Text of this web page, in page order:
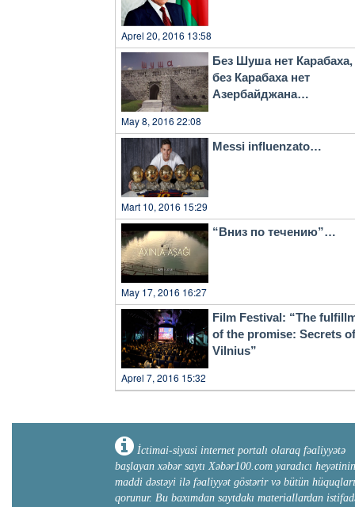
Aprel 20, 2016 13:58
Без Шуша нет Карабаха,
без Карабаха нет
Азербайджана…
May 8, 2016 22:08
Messi influenzato…
Mart 10, 2016 15:29
“Вниз по течению”…
May 17, 2016 16:27
Film Festival: “The
of the promise: Secrets of
Vilnius”
Aprel 7, 2016 15:32
İctimai-siyasi internet portalı olaraq fəaliyyətə
başlayan xəbər saytı Xəbər100.com yaradıcı heyətinin
maddi dəstəyi ilə fəaliyyət göstərir və bütün hüquqları
qorunur. Bu baxımdan saytdakı materiallardan